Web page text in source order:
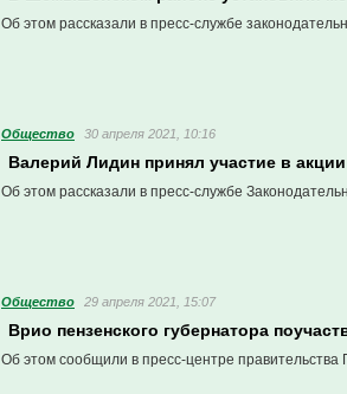
Об этом рассказали в пресс-службе
Общество 30 апреля 2021, 10:16
Валерий Лидин принял участие в
Об этом рассказали в пресс-службе
Общество 29 апреля 2021, 15:07
Врио пензенского губернатора
Об этом сообщили в пресс-центре правительства